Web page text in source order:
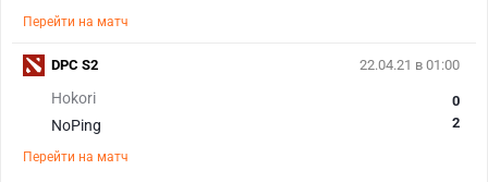
Перейти на матч
22.04.21 в 01:00
Hokori
NoPing
0
2
Перейти на матч
DPC S2